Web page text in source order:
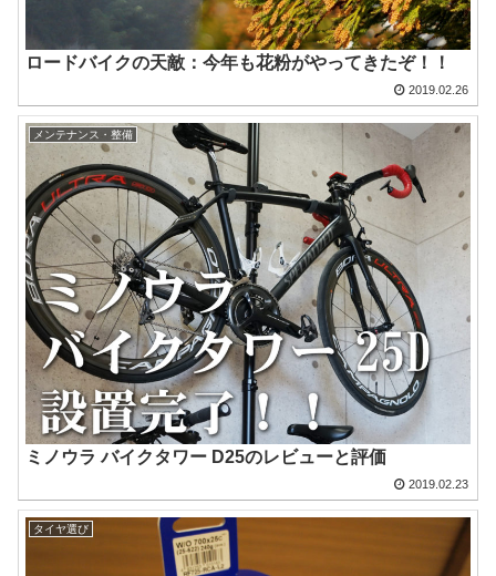
ロードバイクの天敵：今年も花粉がやってきたぞ！！
2019.02.26
メンテナンス・整備
ミノウラ バイクタワー D25のレビューと評価
2019.02.23
タイヤ選び